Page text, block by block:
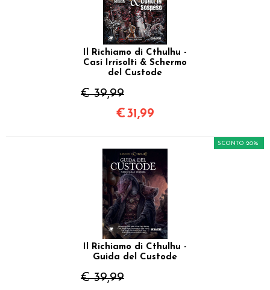
Il Richiamo di Cthulhu -
Casi Irrisolti & Schermo
del Custode
€ 39,99
€31,99
Il Richiamo di Cthulhu -
Guida del Custode
€ 39,99
SCONTO 20%